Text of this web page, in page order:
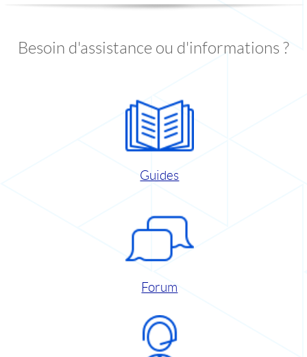
Besoin d'assistance ou d'informations ?
Guides
Forum